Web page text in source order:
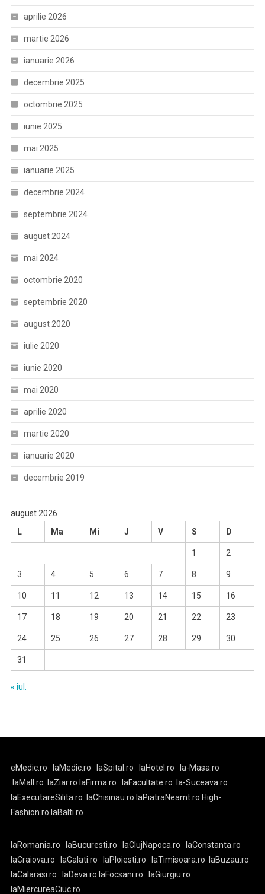
aprilie 2026
martie 2026
ianuarie 2026
decembrie 2025
octombrie 2025
iunie 2025
mai 2025
ianuarie 2025
decembrie 2024
septembrie 2024
august 2024
mai 2024
octombrie 2020
septembrie 2020
august 2020
iulie 2020
iunie 2020
mai 2020
aprilie 2020
martie 2020
ianuarie 2020
decembrie 2019
august 2026
L
Ma Mi J V S D
1 2
3 4 5 6 7 8 9
10 11 12 13 14 15 16
17 18 19 20 21 22 23
24 25 26 27 28 29 30
31
« iul.
eMedic.ro laMedic.ro laSpital.ro laHotel.ro
la-Masa.ro
laMall.ro
laZiar.ro laFirma.ro laFacultate.ro
la-Suceava.ro
laExecutareSilita.ro
laChisinau.ro laPiatraNeamt.ro High-
Fashion.ro laBalti.ro
laRomania.ro laBucuresti.ro laClujNapoca.ro
laConstanta.ro
laCraiova.ro
laGalati.ro laPloiesti.ro laTimisoara.ro
laBuzau.ro
laCalarasi.ro
laDeva.ro laFocsani.ro
laGiurgiu.ro
laMiercureaCiuc.ro